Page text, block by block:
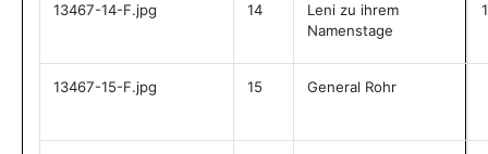
13467-14-F.jpg 14
Leni zu ihrem
Namenstage
13467-15-F.jpg 15 General Rohr